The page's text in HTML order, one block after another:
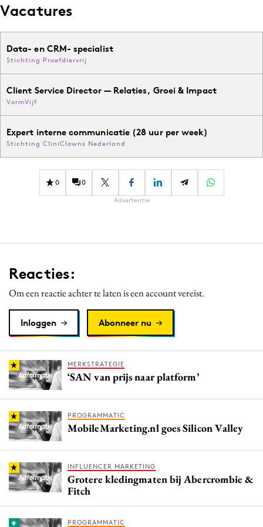
Vacatures
Data- en CRM- specialist
Stichting Proefdiervrij
Client Service Director — Relaties, Groei & Impact
VormVijf
Expert interne communicatie (28 uur per week)
Stichting CliniClowns Nederland
0 0
Advertentie
Reacties:
Om een reactie achter te laten is een account vereist.
Inloggen Abonneer nu
MERKSTRATEGIE
‘SAN van prijs naar platform’
PROGRAMMATIC
MobileMarketing.nl goes Silicon Valley
INFLUENCER MARKETING
Grotere kledingmaten bij Abercrombie &
Fitch
PROGRAMMATIC